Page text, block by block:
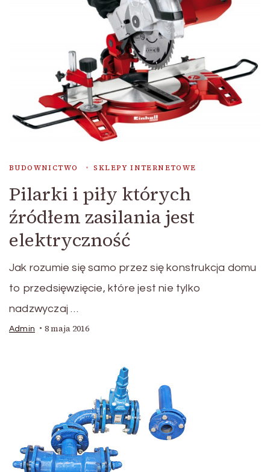
BUDOWNICTWO SKLEPY INTERNETOWE
Pilarki i piły których
źródłem zasilania jest
elektryczność
Jak rozumie się samo przez się konstrukcja domu
to przedsięwzięcie, które jest nie tylko
nadzwyczaj …
Admin 8 maja 2016